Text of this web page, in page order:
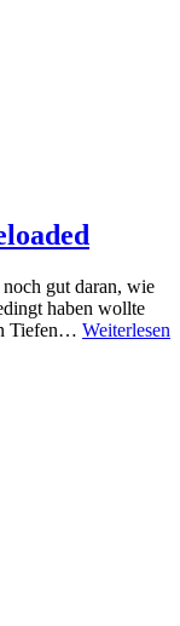
gut daran, wie
haben wollte
Tiefen… Weiterlesen